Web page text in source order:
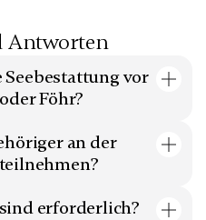
Antworten
vor
Föhr?
zum Bestattungsort
an der
erforderlich?